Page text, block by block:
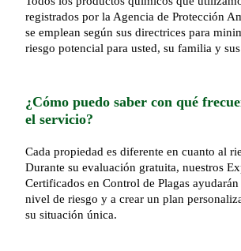
registrados por la Agencia de Protección
se emplean según sus directrices para
riesgo potencial para usted, su familia y sus
¿Cómo puedo saber con qué
el servicio?
Cada propiedad es diferente en cuanto al
Durante su evaluación gratuita, nuestros
Certificados en Control de Plagas
nivel de riesgo y a crear un plan
su situación única.